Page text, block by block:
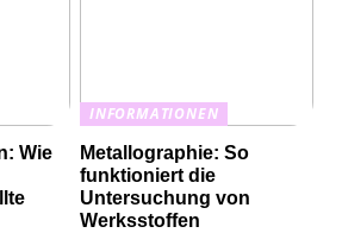
Wie
INFORMATIONEN
Metallographie: So
funktioniert die
Untersuchung von
Werksstoffen